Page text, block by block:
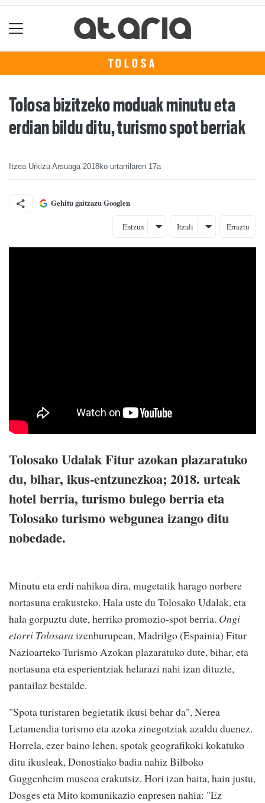
TOLOSA
Tolosa bizitzeko moduak minutu eta
erdian bildu ditu, turismo spot berriak
Itzea Urkizu Arsuaga 2018ko urtarrilaren 17a
Gehitu gaitzazu Googlen
Entzun Itzuli Erraztu
Tolosako Udalak Fitur azokan plazaratuko
du, bihar, ikus-entzunezkoa; 2018. urteak
hotel berria, turismo bulego berria eta
Tolosako turismo webgunea izango ditu
nobedade.
Minutu eta erdi nahikoa dira, mugetatik harago norbere
nortasuna erakusteko. Hala uste du Tolosako Udalak, eta
hala gorpuztu dute, herriko promozio-spot berria. Ongi
etorri Tolosara izenburupean, Madrilgo (Espainia) Fitur
Nazioarteko Turismo Azokan plazaratuko dute, bihar, eta
nortasuna eta esperientziak helarazi nahi izan dituzte,
pantailaz bestalde.
"Spota turistaren begietatik ikusi behar da", Nerea
Letamendia turismo eta azoka zinegotziak azaldu duenez.
Horrela, ezer baino lehen, spotak geografikoki kokatuko
ditu ikusleak, Donostiako badia nahiz Bilboko
Guggenheim museoa erakutsiz. Hori izan baita, hain justu,
Dosges eta Mito komunikazio enpresen nahia: "Ez